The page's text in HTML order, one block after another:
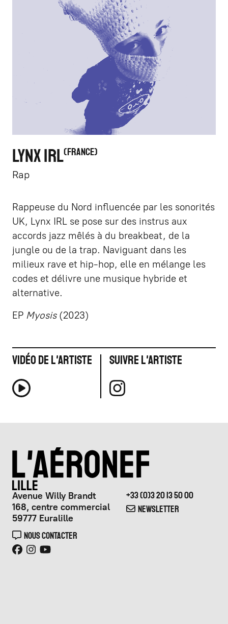
LYNX IRL FRANCE
Rap
Rappeuse du Nord influencée par les sonorités
UK, Lynx IRL se pose sur des instrus aux
accords jazz mêlés à du breakbeat, de la
jungle ou de la trap. Naviguant dans les
milieux rave et hip-hop, elle en mélange les
codes et délivre une musique hybride et
alternative.
EP Myosis(2023)
Vidéo de l'artiste Suivre l'artiste
Avenue Willy Brandt
168, centre commercial
59777 Euralille
NOUS CONTACTER
+33 (0)3 20 13 50 00
NEWSLETTER